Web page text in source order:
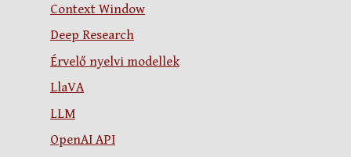
Context Window
Deep Research
Érvelő nyelvi modellek
LlaVA
LLM
OpenAI API